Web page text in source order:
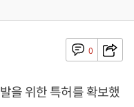
0
을 위한 특허를 확보했